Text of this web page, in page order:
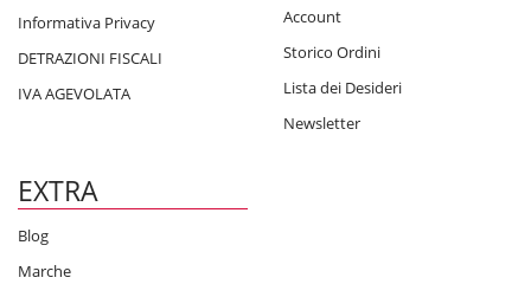
Informativa Privacy
DETRAZIONI FISCALI
IVA AGEVOLATA
Account
Storico Ordini
Lista dei Desideri
Newsletter
EXTRA
Blog
Marche